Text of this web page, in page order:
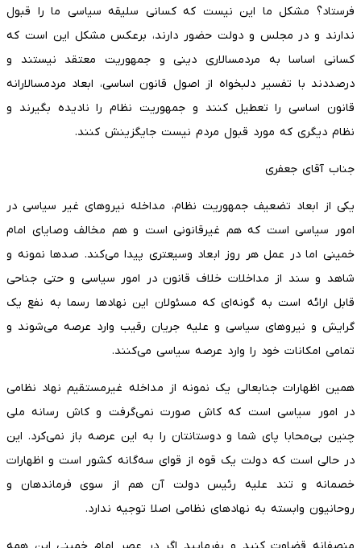
فرستاد؟ مشکل ما این نیست که کسانی سلیقه سیاسی ما را قبول
ندارند و در مجلس و دولت حضور دارند، برعکس مشکل این است که
کسانی اساسا به مردم­سالاری دینی و جمهوریت معتقد نیستند و
درصددند با تفسیر دلبخواه از اصول قانون اساسی، ابعاد مردم­سالارانه
قانون اساسی را تعطیل کنند و جمهوریت نظام را نادیده بگیرند و
نظام دیگری که مورد قبول مردم نیست جایگزینش کنند.
جناب آقای جعفری
یکی از ابعاد تضعیف جمهوریت نظام، مداخله نیروهای غیر سیاسی در
امور سیاسی است که هم غیرقانونی است و هم مخالف وصایای امام
خمینی اما در عمل هر روز ابعاد وسیع­تری پیدا می­‌کند. صدها نمونه و
شاهد و سند از مداخلات خلاف قانون در امور سیاسی و حتی جناحی
قابل ارائه است به گونه‌­ای که مسئولان این نهادها رسما به نفع یک
گرایش و نیروهای سیاسی و علیه جریان رقیب وارد عرصه می‌­شوند و
تمامی امکانات خود را وارد عرصه سیاسی می­‌کنند.
همین اظهارات جنابعالی یک نمونه از مداخله غیرمستقیم نهاد نظامی
در امور سیاسی است که کاش صورت نمی­‌گرفت و کاش رسانه ملی
چنین بی‌محابا پای شما و دوستانتان را به این عرصه باز نمی‌کرد. این
در حالی است که دولت یک قوه از قوای سه‌­گانه کشور است و اظهارات
خصمانه و تند علیه رئیس دولت آن هم از سوی فرماندهان و
روحانیون وابسته به نهادهای نظامی اصلا توجیه ندارد.